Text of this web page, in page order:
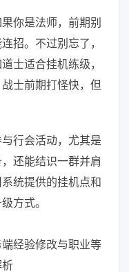
你是法师，前期别
招。不过别忘了，
士适合挂机练级，
士前期打怪快，但
行会活动，尤其是
还能结识一群并肩
统提供的挂机点和
方式。